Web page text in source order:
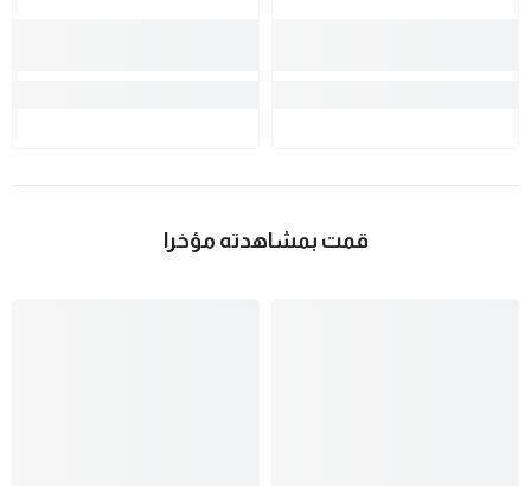
قمت بمشاهدته مؤخرا